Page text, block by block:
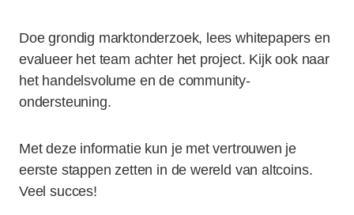
Doe grondig marktonderzoek, lees whitepapers en
evalueer het team achter het project. Kijk ook naar
het handelsvolume en de community-
ondersteuning.
Met deze informatie kun je met vertrouwen je
eerste stappen zetten in de wereld van altcoins.
Veel succes!